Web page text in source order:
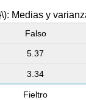
: Medias y
Falso
5.37
3.34
Fieltro